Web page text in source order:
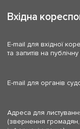
Вхідна
E-mail для вхідної
та запитів на
E-mail для органів
Адреса для
(звернення громадян,